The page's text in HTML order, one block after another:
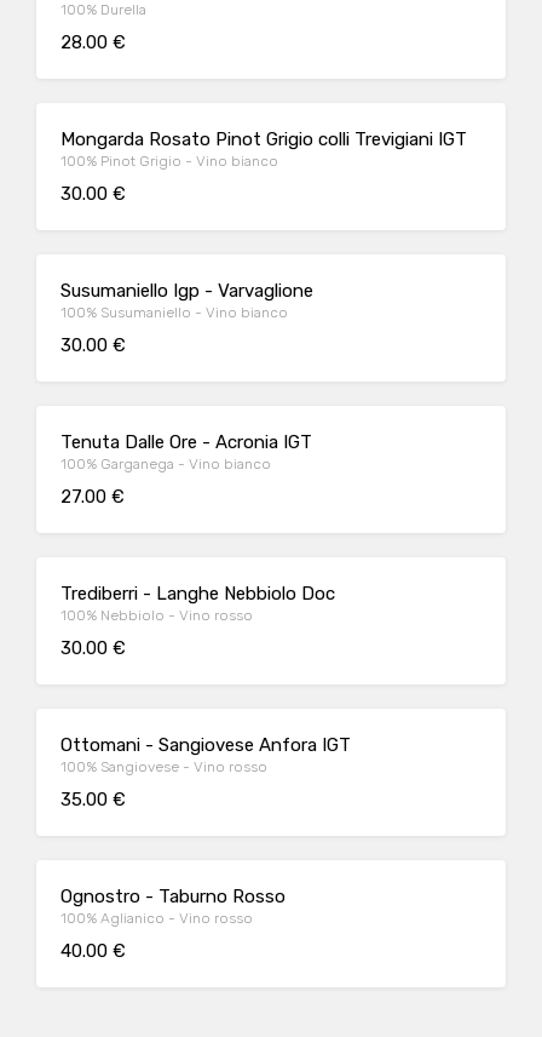
100% Durella
28.00 €
Mongarda Rosato Pinot Grigio colli Trevigiani IGT
100% Pinot Grigio - Vino bianco
30.00 €
Susumaniello Igp - Varvaglione
100% Susumaniello - Vino bianco
30.00 €
Tenuta Dalle Ore - Acronia IGT
100% Garganega - Vino bianco
27.00 €
Trediberri - Langhe Nebbiolo Doc
100% Nebbiolo - Vino rosso
30.00 €
Ottomani - Sangiovese Anfora IGT
100% Sangiovese - Vino rosso
35.00 €
Ognostro - Taburno Rosso
100% Aglianico - Vino rosso
40.00 €